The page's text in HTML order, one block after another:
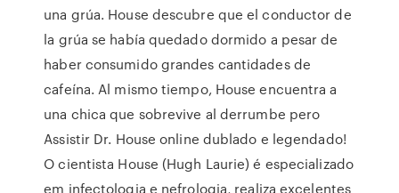
una grúa. House descubre que el conductor de
la grúa se había quedado dormido a pesar de
haber consumido grandes cantidades de
cafeína. Al mismo tiempo, House encuentra a
una chica que sobrevive al derrumbe pero
Assistir Dr. House online dublado e legendado!
O cientista House (Hugh Laurie) é especializado
em infectologia e nefrologia, realiza excelentes